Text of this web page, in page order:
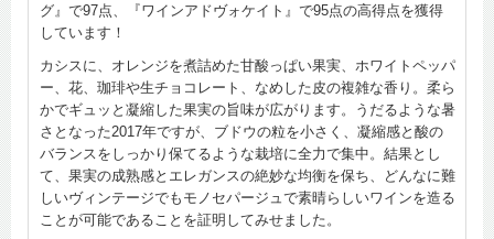
グ』で97点、『ワインアドヴォケイト』で95点の高得点を獲得
しています！
カシスに、オレンジを煮詰めた甘酸っぱい果実、ホワイトペッパ
ー、花、珈琲や生チョコレート、なめした皮の複雑な香り。柔ら
かでギュッと凝縮した果実の旨味が広がります。うだるような暑
さとなった2017年ですが、ブドウの粒を小さく、凝縮感と酸の
バランスをしっかり保てるような栽培に全力で集中。結果とし
て、果実の成熟感とエレガンスの絶妙な均衡を保ち、どんなに難
しいヴィンテージでもモノセパージュで素晴らしいワインを造る
ことが可能であることを証明してみせました。